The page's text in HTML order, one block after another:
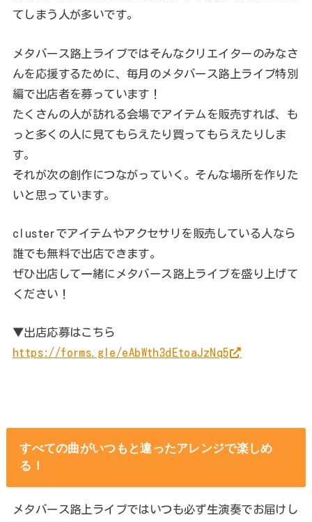
てしまう人が多いです。
メタバース路上ライブではそんなクリエイターのみなさ
んを応援するために、毎月のメタバース路上ライブ特別
編で出店者を募っています！
たくさんの人が訪れる会場でアイテムを販売すれば、も
っと多くの人に見てもらえたり買ってもらえたりしま
す。
それが次の創作につながっていく。そんな場所を作りた
いと思っています。
clusterでアイテムやアクセサリを販売している人なら
誰でも無料で出店できます。
ぜひ出店して一緒にメタバース路上ライブを盛り上げて
ください！
▼出店応募はこちら
https://forms.gle/eAbWth3dEtoaJzNq5
すべての曲がいつもと違ったアレンジで楽しめ
る！
メタバース路上ライブではいつも必ず生演奏でお届けし